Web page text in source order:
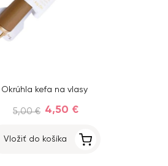
Okrúhla kefa na vlasy
5,00 € 4,50 €
Vložiť do košíka